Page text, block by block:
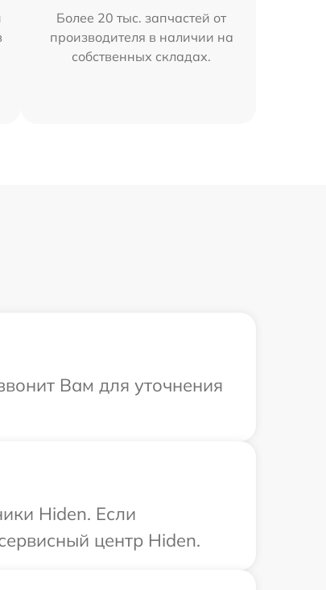
Более 20 тыс. запчастей от
производителя в наличии на
собственных складах.
Вам для уточнения
Hiden. Если
центр Hiden.